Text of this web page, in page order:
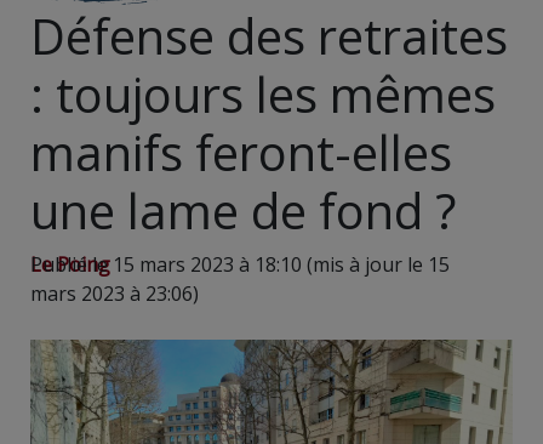
Défense des retraites
: toujours les mêmes
manifs feront-elles
une lame de fond ?
Le Poing
Publié le 15 mars 2023 à 18:10 (mis à jour le 15
mars 2023 à 23:06)